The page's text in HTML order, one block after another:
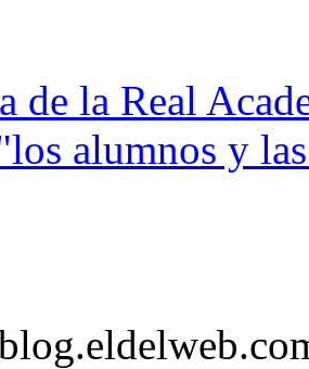
de la Real
alumnos y